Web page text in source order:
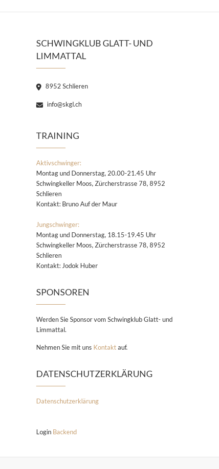
SCHWINGKLUB GLATT- UND
LIMMATTAL
8952 Schlieren
info@skgl.ch
TRAINING
Aktivschwinger:
Montag und Donnerstag, 20.00-21.45 Uhr
Schwingkeller Moos, Zürcherstrasse 78, 8952
Schlieren
Kontakt: Bruno Auf der Maur
Jungschwinger:
Montag und Donnerstag, 18.15-19.45 Uhr
Schwingkeller Moos, Zürcherstrasse 78, 8952
Schlieren
Kontakt: Jodok Huber
SPONSOREN
Werden Sie Sponsor vom Schwingklub Glatt- und
Limmattal.
Nehmen Sie mit uns Kontaktauf.
DATENSCHUTZERKLÄRUNG
Datenschutzerklärung
Login Backend